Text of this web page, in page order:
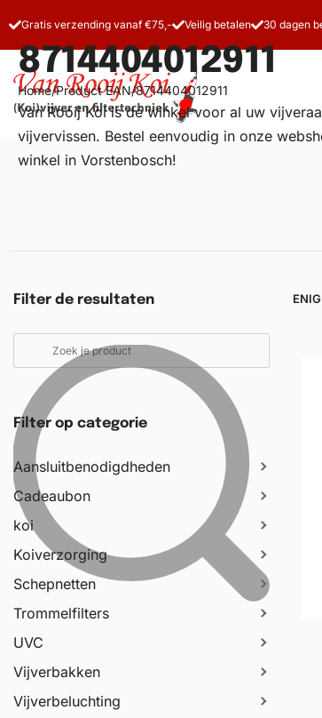
Gratis verzending vanaf €75,- Veilig betalen 30 dagen
8714404012911
Home/Product EAN/8714404012911
Van Rooij Koi is dé winkel voor al uw
vijvervissen. Bestel eenvoudig in onze
winkel in Vorstenbosch!
Filter de resultaten
Filter op categorie
Aansluitbenodigdheden
Cadeaubon
koi
Koiverzorging
Schepnetten
Trommelfilters
UVC
Vijverbakken
Vijverbeluchting